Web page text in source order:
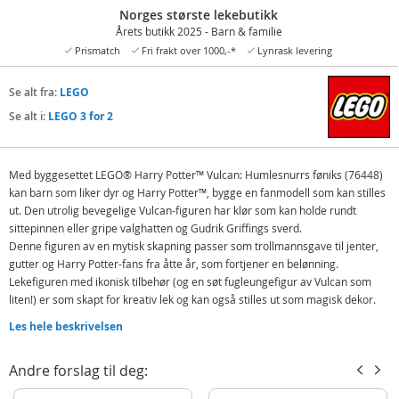
Norges største lekebutikk
Årets butikk 2025 - Barn & familie
Prismatch Fri frakt over 1000,-* Lynrask levering
Se alt fra: LEGO
Se alt i: LEGO 3 for 2
Med byggesettet LEGO® Harry Potter™ Vulcan: Humlesnurrs føniks (76448)
kan barn som liker dyr og Harry Potter™, bygge en fanmodell som kan stilles
ut. Den utrolig bevegelige Vulcan-figuren har klør som kan holde rundt
sittepinnen eller gripe valghatten og Gudrik Griffings sverd.
Denne figuren av en mytisk skapning passer som trollmannsgave til jenter,
gutter og Harry Potter-fans fra åtte år, som fortjener en belønning.
Lekefiguren med ikonisk tilbehør (og en søt fugleungefigur av Vulcan som
liten!) er som skapt for kreativ lek og kan også stilles ut som magisk dekor.
(selges separat) for å gi barn enda flere lekemuligheter.
med verktøy for å zoome og rotere modeller i 3D, spore framdrift og lagre
sett.
Les hele beskrivelsen
Andre forslag til deg: